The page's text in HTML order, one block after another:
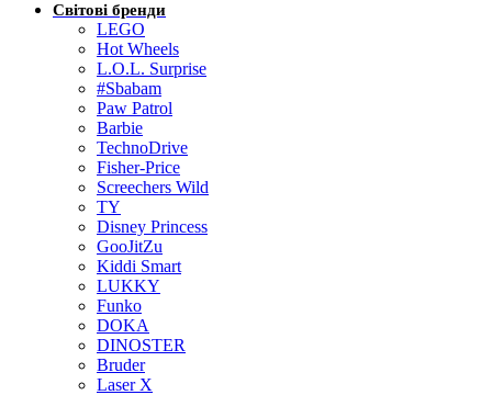
Світові бренди
LEGO
Hot Wheels
L.O.L. Surprise
#Sbabam
Paw Patrol
Barbie
TechnoDrive
Fisher-Price
Screechers Wild
TY
Disney Princess
GooJitZu
Kiddi Smart
LUKKY
Funko
DOKA
DINOSTER
Bruder
Laser X